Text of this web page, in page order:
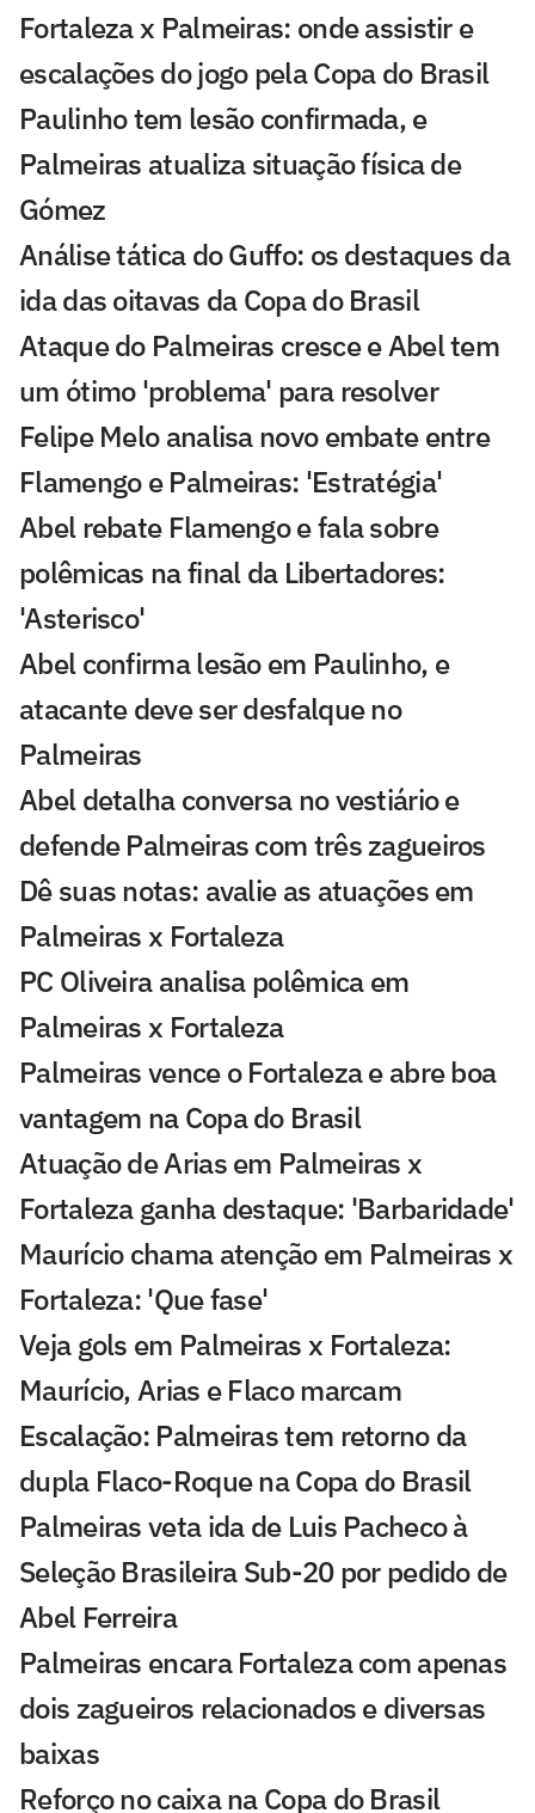
Fortaleza x Palmeiras: onde assistir e
escalações do jogo pela Copa do Brasil
Paulinho tem lesão confirmada, e
Palmeiras atualiza situação física de
Gómez
Análise tática do Guffo: os destaques da
ida das oitavas da Copa do Brasil
Ataque do Palmeiras cresce e Abel tem
um ótimo 'problema' para resolver
Felipe Melo analisa novo embate entre
Flamengo e Palmeiras: 'Estratégia'
Abel rebate Flamengo e fala sobre
polêmicas na final da Libertadores:
'Asterisco'
Abel confirma lesão em Paulinho, e
atacante deve ser desfalque no
Palmeiras
Abel detalha conversa no vestiário e
defende Palmeiras com três zagueiros
Dê suas notas: avalie as atuações em
Palmeiras x Fortaleza
PC Oliveira analisa polêmica em
Palmeiras x Fortaleza
Palmeiras vence o Fortaleza e abre boa
vantagem na Copa do Brasil
Atuação de Arias em Palmeiras x
Fortaleza ganha destaque: 'Barbaridade'
Maurício chama atenção em Palmeiras x
Fortaleza: 'Que fase'
Veja gols em Palmeiras x Fortaleza:
Maurício, Arias e Flaco marcam
Escalação: Palmeiras tem retorno da
dupla Flaco-Roque na Copa do Brasil
Palmeiras veta ida de Luis Pacheco à
Seleção Brasileira Sub-20 por pedido de
Abel Ferreira
Palmeiras encara Fortaleza com apenas
dois zagueiros relacionados e diversas
baixas
Reforço no caixa na Copa do Brasil